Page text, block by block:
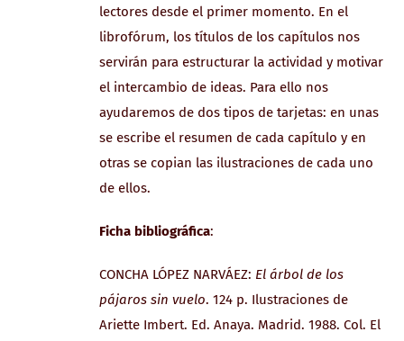
lectores desde el primer momento. En el
librofórum, los títulos de los capítulos nos
servirán para estructurar la actividad y motivar
el intercambio de ideas. Para ello nos
ayudaremos de dos tipos de tarjetas: en unas
se escribe el resumen de cada capítulo y en
otras se copian las ilustraciones de cada uno
de ellos.
Ficha bibliográfica:
CONCHA LÓPEZ NARVÁEZ: El árbol de los
pájaros sin vuelo. 124 p. Ilustraciones de
Ariette Imbert. Ed. Anaya. Madrid. 1988. Col. El